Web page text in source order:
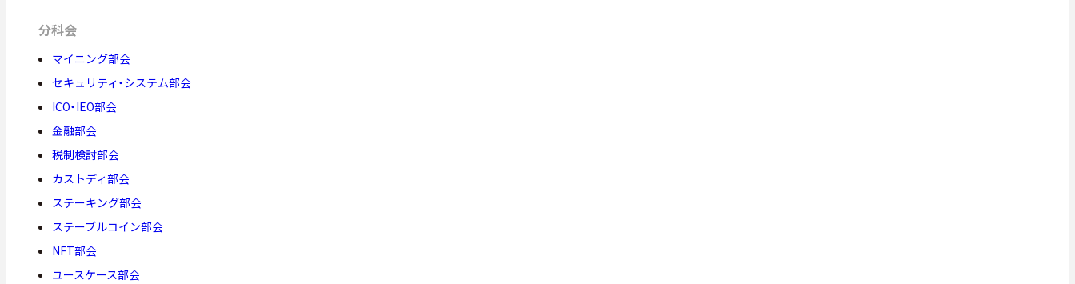
分科会
マイニング部会
セキュリティ・システム部会
ICO・IEO部会
金融部会
税制検討部会
カストディ部会
ステーキング部会
ステーブルコイン部会
NFT部会
ユースケース部会